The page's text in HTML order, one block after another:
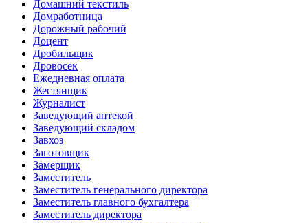
Домашний текстиль
Домработница
Дорожный рабочий
Доцент
Дробильщик
Дровосек
Ежедневная оплата
Жестянщик
Журналист
Заведующий аптекой
Заведующий складом
Завхоз
Заготовщик
Замерщик
Заместитель
Заместитель генерального директора
Заместитель главного бухгалтера
Заместитель директора